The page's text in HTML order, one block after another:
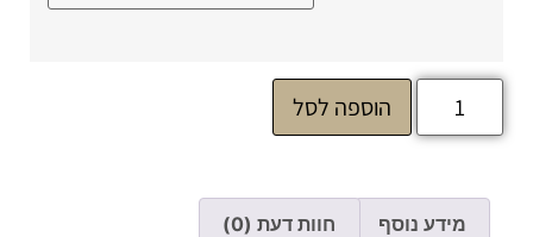
הוספה לסל
מידע נוסף חוות דעת (0)